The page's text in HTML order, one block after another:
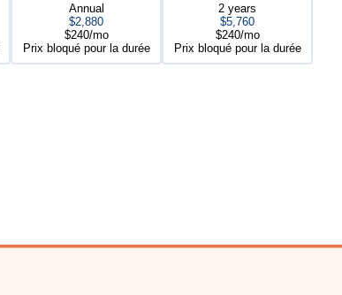
Annual
$2,880
$240/mo
Prix bloqué pour la durée
2 years
$5,760
$240/mo
Prix bloqué pour la durée